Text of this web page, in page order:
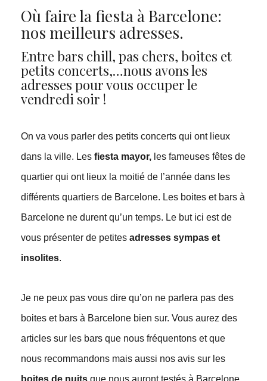
Où faire la fiesta à Barcelone:
nos meilleurs adresses.
Entre bars chill, pas chers, boites et
petits concerts,…nous avons les
adresses pour vous occuper le
vendredi soir !
On va vous parler des petits concerts qui ont lieux
dans la ville. Les fiesta mayor,les fameuses fêtes de
quartier qui ont lieux la moitié de l’année dans les
différents quartiers de Barcelone. Les boites et bars à
Barcelone ne durent qu’un temps. Le but ici est de
vous présenter de petites adresses sympas et
insolites.
Je ne peux pas vous dire qu’on ne parlera pas des
boites et bars à Barcelone bien sur. Vous aurez des
articles sur les bars que nous fréquentons et que
nous recommandons mais aussi nos avis sur les